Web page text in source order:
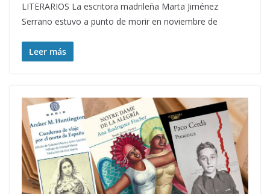
LITERARIOS La escritora madrileña Marta Jiménez
Serrano estuvo a punto de morir en noviembre de
Leer más